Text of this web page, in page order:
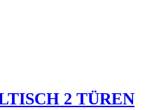
2 TÜREN